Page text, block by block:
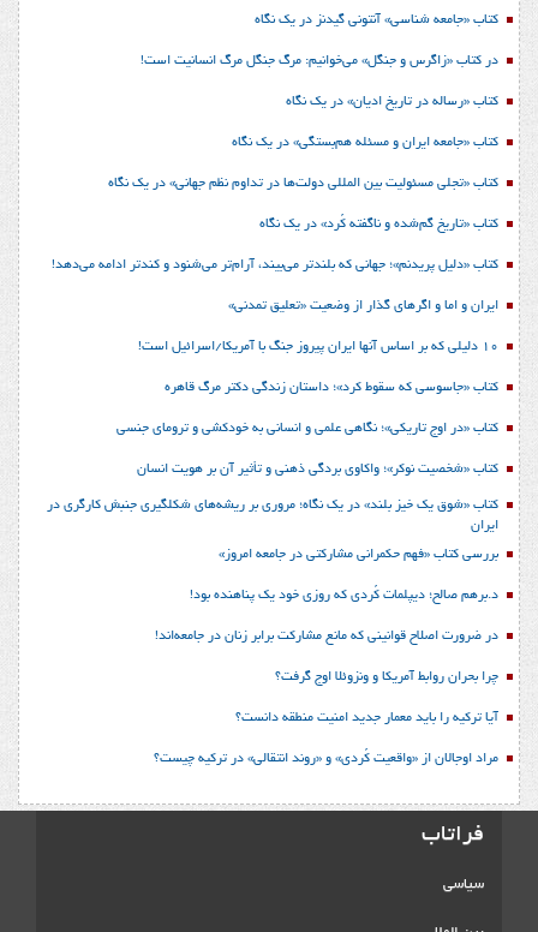
کتاب «جامعه شناسی» آنتونی گیدنز در یک نگاه
در کتاب «زاگرس و جنگل» می‌خوانیم: مرگ جنگل مرگ انسانیت است!
کتاب «رساله در تاریخ ادیان» در یک نگاه
کتاب «جامعه ایران و مسئله هم‌بستگی» در یک نگاه
کتاب «تجلی مسئولیت بین المللی دولت‌ها در تداوم نظم جهانی» در یک نگاه
کتاب «تاریخ گم‌شده و ناگفته کُرد» در یک نگاه
کتاب «دلیل پریدنم»؛ جهانی که بلندتر می‌بیند، آرام‌تر می‌شنود و کندتر ادامه می‌دهد!
ایران و اما و اگرهای گذار از وضعیت «تعلیق تمدنی»
10 دلیلی که بر اساس آنها ایران پیروز جنگ با آمریکا/اسرائیل است!
کتاب «جاسوسی که سقوط کرد»؛ داستان زندگی دکتر مرگ قاهره
کتاب «در اوج تاریکی»؛ نگاهی علمی و انسانی به خودکشی و ترومای جنسی
کتاب «شخصیت نوکر»؛ واکاوی بردگی ذهنی و تأثیر آن بر هویت انسان
کتاب «شوق یک خیز بلند» در یک نگاه؛ مروری بر ریشه‌های شکل‎گیری جنبش کارگری در
ایران
بررسی کتاب «فهم حکمرانی مشارکتی در جامعه امروز»
د.برهم صالح؛ دیپلمات کُردی که روزی خود یک پناهنده بود!
در ضرورت اصلاح قوانینی که مانع مشارکت برابر زنان در جامعه‌اند!
چرا بحران روابط آمریکا و ونزوئلا اوج گرفت؟
آیا ترکیه را باید معمار جدید امنیت منطقه دانست؟
مراد اوجالان از «واقعیت کُردی» و «روند انتقالی» در ترکیه چیست؟
فراتاب
سیاسی